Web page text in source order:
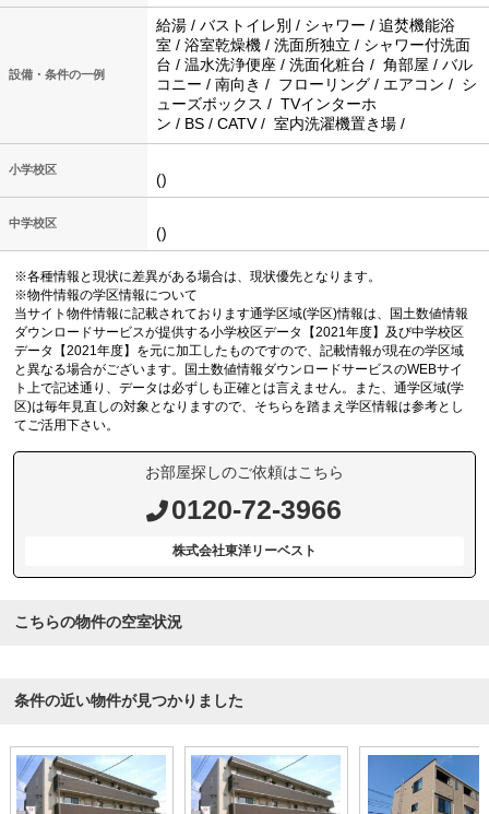
設備・条件の一例
給湯 / バストイレ別 / シャワー / 追焚機能浴
室 / 浴室乾燥機 / 洗面所独立 / シャワー付洗面
台 / 温水洗浄便座 / 洗面化粧台 / 角部屋 / バル
コニー / 南向き / フローリング / エアコン / シ
ューズボックス / TVインターホ
ン / BS / CATV / 室内洗濯機置き場 /
小学校区
()
中学校区
()
※各種情報と現状に差異がある場合は、現状優先となります。
※物件情報の学区情報について
当サイト物件情報に記載されております通学区域(学区)情報は、国土数値情報
ダウンロードサービスが提供する小学校区データ【2021年度】及び中学校区
データ【2021年度】を元に加工したものですので、記載情報が現在の学区域
と異なる場合がございます。国土数値情報ダウンロードサービスのWEBサイ
ト上で記述通り、データは必ずしも正確とは言えません。また、通学区域(学
区)は毎年見直しの対象となりますので、そちらを踏まえ学区情報は参考とし
てご活用下さい。
お部屋探しのご依頼はこちら
0120-72-3966
株式会社東洋リーベスト
こちらの物件の空室状況
条件の近い物件が見つかりました